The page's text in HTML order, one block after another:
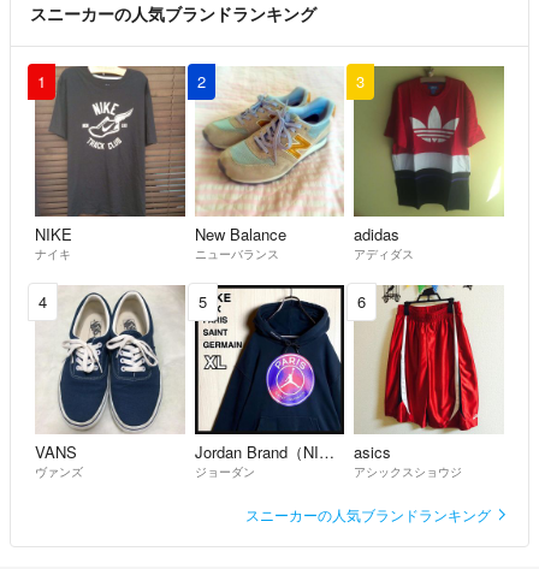
スニーカーの人気ブランドランキング
1
NIKE
ナイキ
2
New Balance
ニューバランス
3
adidas
アディダス
4
VANS
ヴァンズ
5
Jordan Brand（NIKE）
ジョーダン
6
asics
アシックスショウジ
スニーカーの人気ブランドランキング